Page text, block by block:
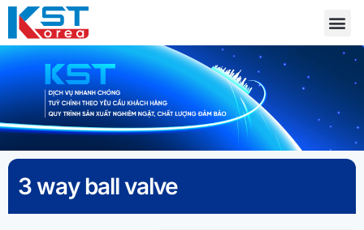
3 way ball valve